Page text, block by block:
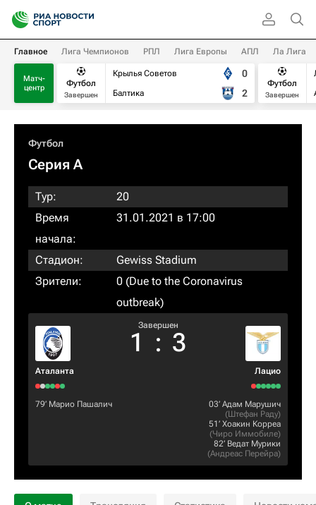
Главное Лига Чемпионов РПЛ Лига Европы АПЛ Ла Лига
Матч-
центр
Футбол
Завершен
Крылья Советов
Балтика
0
2
Футбол
Завершен
Футбол
Серия А
Тур:
20
Время
начала:
31.01.2021 в 17:00
Стадион:
Gewiss Stadium
Зрители:
0 (Due to the Coronavirus
outbreak)
Аталанта
Завершен
1 : 3
Лацио
79‎’‎ Марио Пашалич 03‎’‎ Адам Марушич
(Штефан Раду)
51‎’‎ Хоакин Корреа
(Чиро Иммобиле)
82‎’‎ Ведат Мурики
(Андреас Перейра)